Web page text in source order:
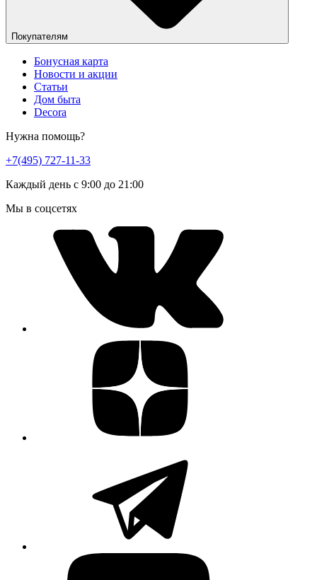
Покупателям
Бонусная карта
Новости и акции
Статьи
Дом быта
Decora
Нужна помощь?
+7(495) 727-11-33
Каждый день с 9:00 до 21:00
Мы в соцсетях